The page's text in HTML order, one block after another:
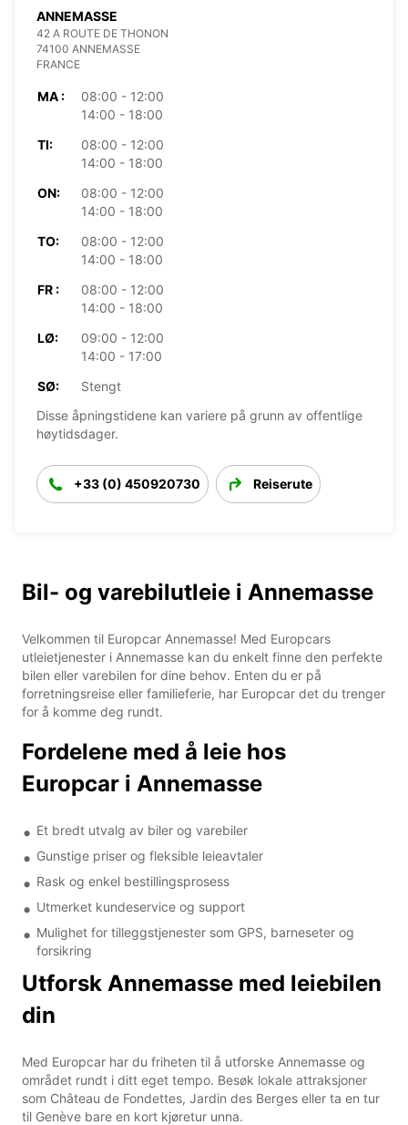
ANNEMASSE
42 A ROUTE DE THONON
74100 ANNEMASSE
FRANCE
MA :
08:00 - 12:00
14:00 - 18:00
TI:
08:00 - 12:00
14:00 - 18:00
ON:
08:00 - 12:00
14:00 - 18:00
TO:
08:00 - 12:00
14:00 - 18:00
FR :
08:00 - 12:00
14:00 - 18:00
LØ:
09:00 - 12:00
14:00 - 17:00
SØ:
Stengt
Disse åpningstidene kan variere på grunn av offentlige
høytidsdager.
+33 (0) 450920730 Reiserute
Bil- og varebilutleie i Annemasse
Velkommen til Europcar Annemasse! Med Europcars
utleietjenester i Annemasse kan du enkelt finne den perfekte
bilen eller varebilen for dine behov. Enten du er på
forretningsreise eller familieferie, har Europcar det du trenger
for å komme deg rundt.
Fordelene med å leie hos
Europcar i Annemasse
Et bredt utvalg av biler og varebiler
Gunstige priser og fleksible leieavtaler
Rask og enkel bestillingsprosess
Utmerket kundeservice og support
Mulighet for tilleggstjenester som GPS, barneseter og
forsikring
Utforsk Annemasse med leiebilen
din
Med Europcar har du friheten til å utforske Annemasse og
området rundt i ditt eget tempo. Besøk lokale attraksjoner
som Château de Fondettes, Jardin des Berges eller ta en tur
til Genève bare en kort kjøretur unna.